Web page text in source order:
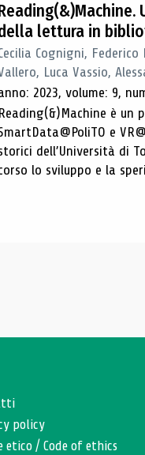
lettura in
Cognigni,
Luca Vassio,
2023, volume: 9,
Reading(&)Machine è
e
dell’Università di
lo sviluppo e la
policy
etico /Code of ethics